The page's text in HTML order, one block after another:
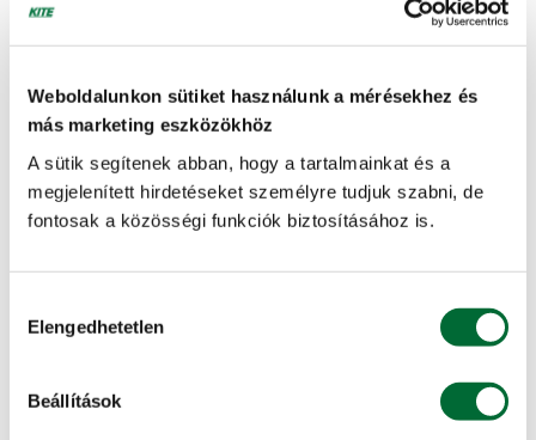
Weboldalunkon sütiket használunk a mérésekhez és
más marketing eszközökhöz
A sütik segítenek abban, hogy a tartalmainkat és a
megjelenített hirdetéseket személyre tudjuk szabni, de
fontosak a közösségi funkciók biztosításához is.
kiválasztása
Elengedhetetlen
Beállítások
Olajtartalom
Intenzív technológia (magas tápanyagszint, jobb
termőterületi adottságok)
ajánlott
Extenzív technológia (közepes tápanyagszint, gyengébb
ajánlott